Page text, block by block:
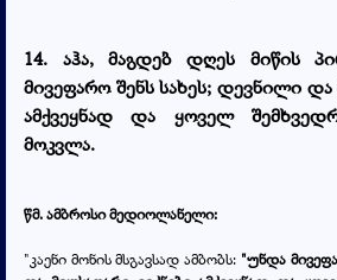
14. აჰა, მაგდებ დღეს მიწის
მივეფარო შენს სახეს; დევნილი და
ამქვეყნად და ყოველ
მოკვლა.
წმ. ამბროსი მედიოლანელი:
"კაენი მონის მსგავსად ამბობს: "უნდა